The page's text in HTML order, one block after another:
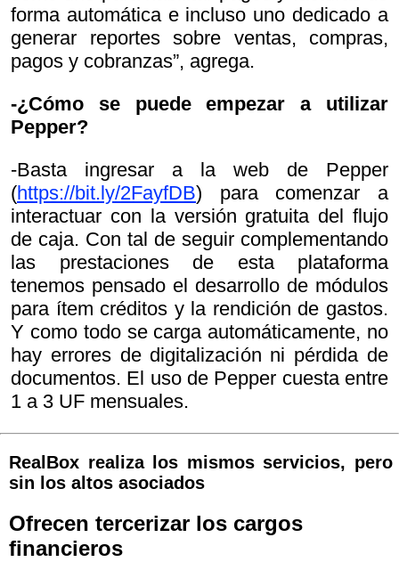
forma automática e incluso uno dedicado a
generar reportes sobre ventas, compras,
pagos y cobranzas”, agrega.
-¿Cómo se puede empezar a utilizar
Pepper?
-Basta ingresar a la web de Pepper
(https://bit.ly/2FayfDB) para comenzar a
interactuar con la versión gratuita del flujo
de caja. Con tal de seguir complementando
las prestaciones de esta plataforma
tenemos pensado el desarrollo de módulos
para ítem créditos y la rendición de gastos.
Y como todo se carga automáticamente, no
hay errores de digitalización ni pérdida de
documentos. El uso de Pepper cuesta entre
1 a 3 UF mensuales.
RealBox realiza los mismos servicios, pero
sin los altos asociados
Ofrecen tercerizar los cargos
financieros